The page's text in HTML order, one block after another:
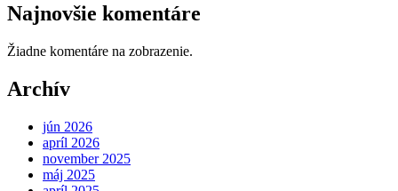
Najnovšie komentáre
Žiadne komentáre na zobrazenie.
Archív
jún 2026
apríl 2026
november 2025
máj 2025